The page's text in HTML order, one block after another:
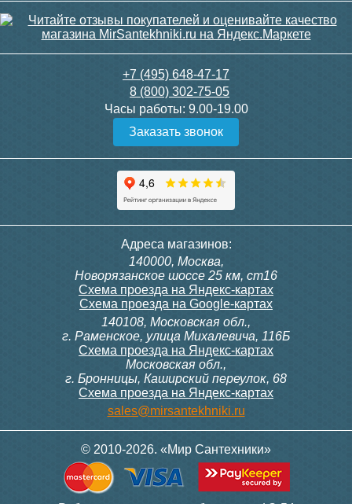
+7 (495) 648-47-17
8 (800) 302-75-05
Часы работы: 9.00-19.00
Заказать звонок
Адреса магазинов:
140000, Москва,
Новорязанское шоссе 25 км, ст16
Схема проезда на Яндекс-картах
Схема проезда на Google-картах
140108, Московская обл.,
г. Раменское, улица Михалевича, 116Б
Схема проезда на Яндекс-картах
Московская обл.,
г. Бронницы, Каширский переулок, 68
Схема проезда на Яндекс-картах
sales@mirsantekhniki.ru
© 2010-2026. «Мир Сантехники»